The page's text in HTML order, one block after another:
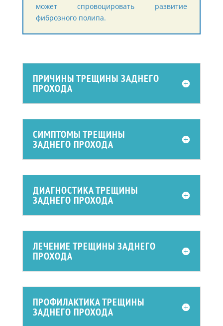
может спровоцировать развитие
фиброзного полипа.
ПРИЧИНЫ ТРЕЩИНЫ ЗАДНЕГО
ПРОХОДА
СИМПТОМЫ ТРЕЩИНЫ
ЗАДНЕГО ПРОХОДА
ДИАГНОСТИКА ТРЕЩИНЫ
ЗАДНЕГО ПРОХОДА
ЛЕЧЕНИЕ ТРЕЩИНЫ ЗАДНЕГО
ПРОХОДА
ПРОФИЛАКТИКА ТРЕЩИНЫ
ЗАДНЕГО ПРОХОДА